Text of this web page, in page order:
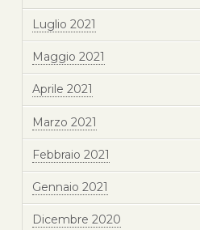
Luglio 2021
Maggio 2021
Aprile 2021
Marzo 2021
Febbraio 2021
Gennaio 2021
Dicembre 2020